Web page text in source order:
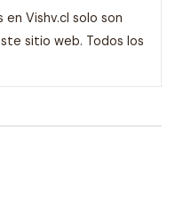
Vishv.cl solo son
sitio web. Todos los